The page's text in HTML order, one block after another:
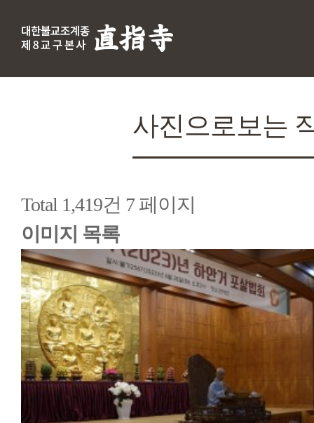
사진으로보는
Total 1,419건 7 페이지
이미지 목록